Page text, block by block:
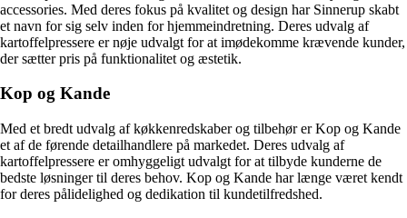
accessories. Med deres fokus på kvalitet og design har Sinnerup skabt
et navn for sig selv inden for hjemmeindretning. Deres udvalg af
kartoffelpressere er nøje udvalgt for at imødekomme krævende kunder,
der sætter pris på funktionalitet og æstetik.
Kop og Kande
Med et bredt udvalg af køkkenredskaber og tilbehør er Kop og Kande
et af de førende detailhandlere på markedet. Deres udvalg af
kartoffelpressere er omhyggeligt udvalgt for at tilbyde kunderne de
bedste løsninger til deres behov. Kop og Kande har længe været kendt
for deres pålidelighed og dedikation til kundetilfredshed.